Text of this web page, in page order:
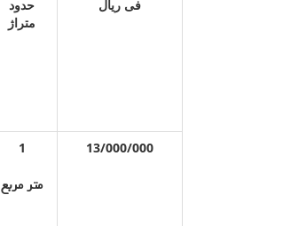
فی ریال
حدود
متراژ
13/000/000
1
متر مربع